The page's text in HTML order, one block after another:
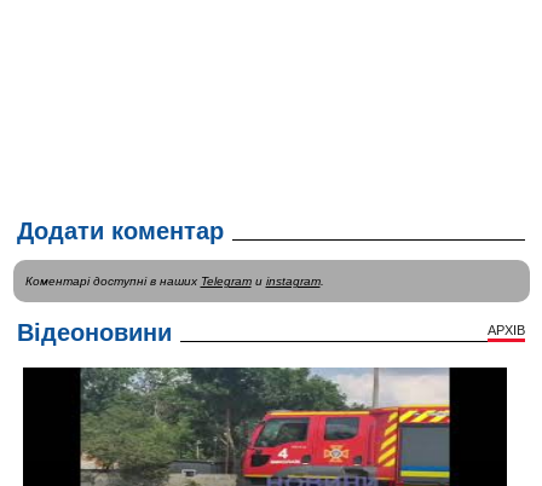
Додати коментар
Коментарі доступні в наших Telegramи instagram.
Відеоновини АРХІВ